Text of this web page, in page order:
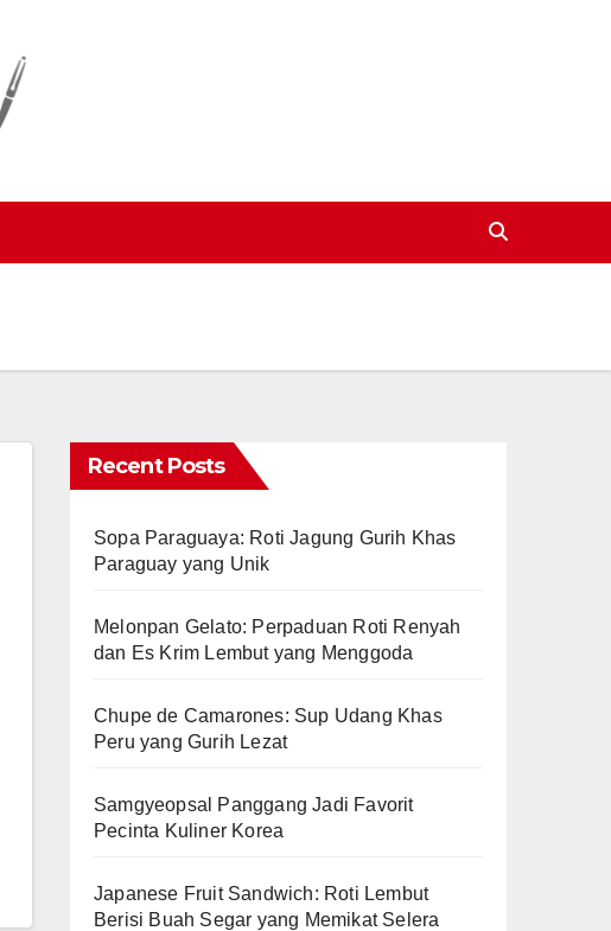
Recent Posts
Sopa Paraguaya: Roti Jagung Gurih Khas
Paraguay yang Unik
Melonpan Gelato: Perpaduan Roti Renyah
dan Es Krim Lembut yang Menggoda
Chupe de Camarones: Sup Udang Khas
Peru yang Gurih Lezat
Samgyeopsal Panggang Jadi Favorit
Pecinta Kuliner Korea
Japanese Fruit Sandwich: Roti Lembut
Berisi Buah Segar yang Memikat Selera